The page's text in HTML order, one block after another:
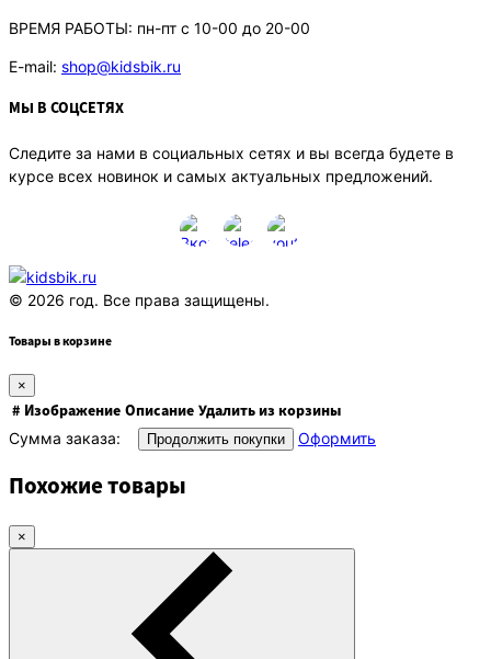
ВРЕМЯ РАБОТЫ: пн-пт с 10-00 до 20-00
E-mail: shop@kidsbik.ru
МЫ В СОЦСЕТЯХ
Следите за нами в социальных сетях и вы всегда будете в
курсе всех новинок и самых актуальных предложений.
© 2026 год. Все права защищены.
Товары в корзине
×
# Изображение Описание Удалить из корзины
Сумма заказа: Продолжить покупки Оформить
Похожие товары
×